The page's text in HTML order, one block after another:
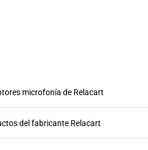
microfonía de Relacart
del fabricante Relacart